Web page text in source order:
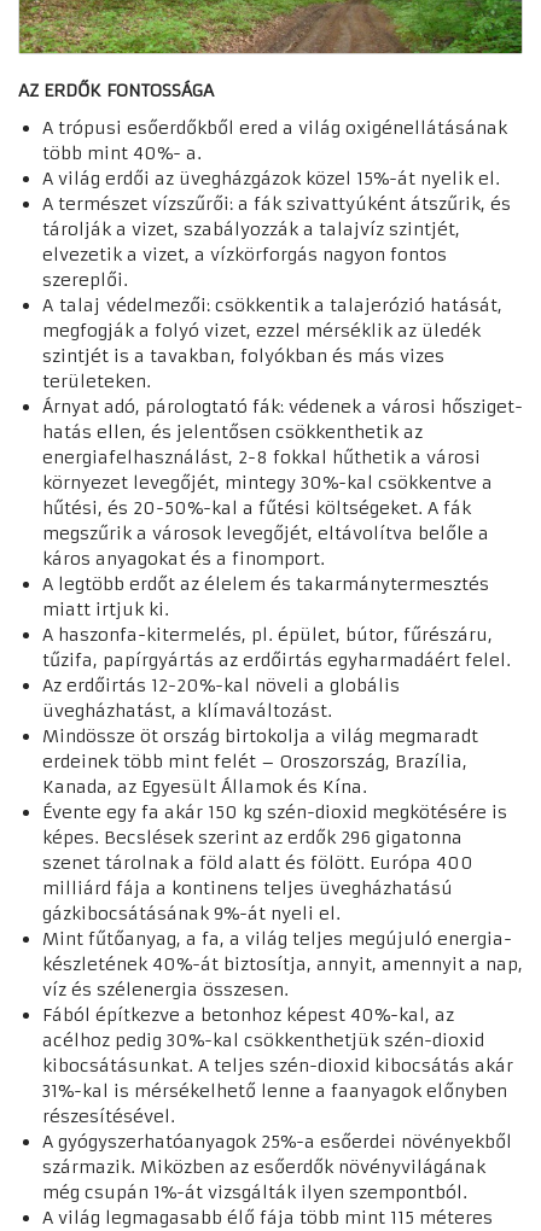
AZ ERDŐK FONTOSSÁGA
A trópusi esőerdőkből ered a világ oxigénellátásának
több mint 40%- a.
A világ erdői az üvegházgázok közel 15%-át nyelik el.
A természet vízszűrői: a fák szivattyúként átszűrik, és
tárolják a vizet, szabályozzák a talajvíz szintjét,
elvezetik a vizet, a vízkörforgás nagyon fontos
szereplői.
A talaj védelmezői: csökkentik a talajerózió hatását,
megfogják a folyó vizet, ezzel mérséklik az üledék
szintjét is a tavakban, folyókban és más vizes
területeken.
Árnyat adó, párologtató fák: védenek a városi hősziget-
hatás ellen, és jelentősen csökkenthetik az
energiafelhasználást, 2-8 fokkal hűthetik a városi
környezet levegőjét, mintegy 30%-kal csökkentve a
hűtési, és 20-50%-kal a fűtési költségeket. A fák
megszűrik a városok levegőjét, eltávolítva belőle a
káros anyagokat és a finomport.
A legtöbb erdőt az élelem és takarmánytermesztés
miatt irtjuk ki.
A haszonfa-kitermelés, pl. épület, bútor, fűrészáru,
tűzifa, papírgyártás az erdőirtás egyharmadáért felel.
Az erdőirtás 12-20%-kal növeli a globális
üvegházhatást, a klímaváltozást.
Mindössze öt ország birtokolja a világ megmaradt
erdeinek több mint felét – Oroszország, Brazília,
Kanada, az Egyesült Államok és Kína.
Évente egy fa akár 150 kg szén-dioxid megkötésére is
képes. Becslések szerint az erdők 296 gigatonna
szenet tárolnak a föld alatt és fölött. Európa 400
milliárd fája a kontinens teljes üvegházhatású
gázkibocsátásának 9%-át nyeli el.
Mint fűtőanyag, a fa, a világ teljes megújuló energia-
készletének 40%-át biztosítja, annyit, amennyit a nap,
víz és szélenergia összesen.
Fából építkezve a betonhoz képest 40%-kal, az
acélhoz pedig 30%-kal csökkenthetjük szén-dioxid
kibocsátásunkat. A teljes szén-dioxid kibocsátás akár
31%-kal is mérsékelhető lenne a faanyagok előnyben
részesítésével.
A gyógyszerhatóanyagok 25%-a esőerdei növényekből
származik. Miközben az esőerdők növényvilágának
még csupán 1%-át vizsgálták ilyen szempontból.
A világ legmagasabb élő fája több mint 115 méteres